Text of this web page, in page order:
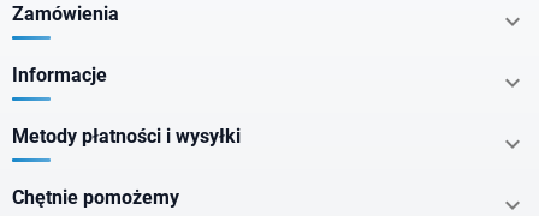
Cena
zł
Zamówienia 
Informacje 
Metody płatności i wysyłki 
Chętnie pomożemy 